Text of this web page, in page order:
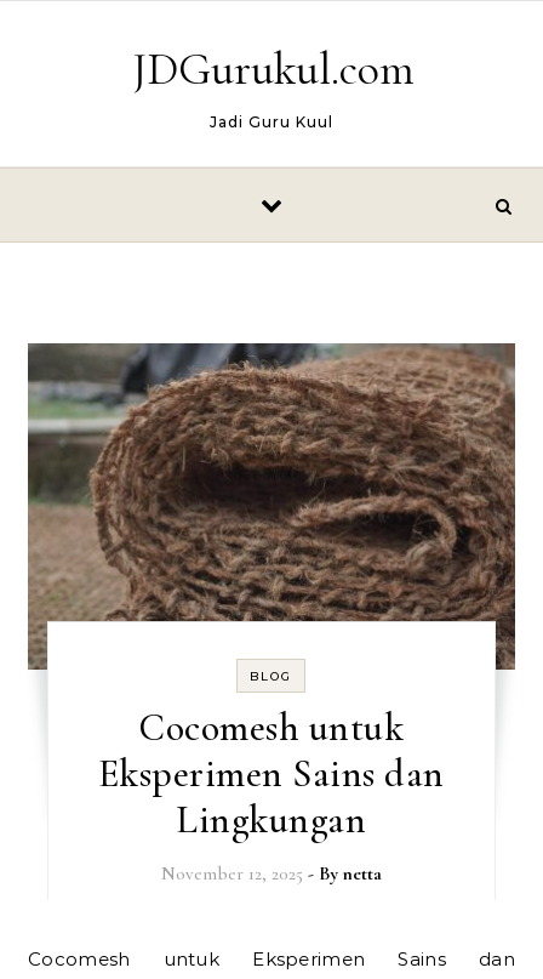
JDGurukul.com
Jadi Guru Kuul
BLOG
Cocomesh untuk
Eksperimen Sains dan
Lingkungan
November 12, 2025 - By netta
Cocomesh untuk Eksperimen Sains dan